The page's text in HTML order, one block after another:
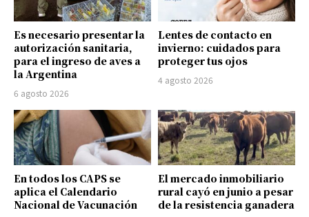
Es necesario presentar la
autorización sanitaria,
para el ingreso de aves a
la Argentina
6 agosto 2026
Lentes de contacto en
invierno: cuidados para
proteger tus ojos
4 agosto 2026
En todos los CAPS se
aplica el Calendario
Nacional de Vacunación
El mercado inmobiliario
rural cayó en junio a pesar
de la resistencia ganadera